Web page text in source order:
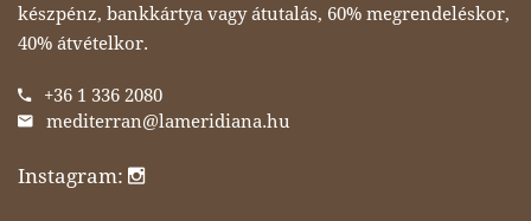
készpénz, bankkártya vagy átutalás, 60% megrendeléskor,
40% átvételkor.
+36 1 336 2080
mediterran@lameridiana.hu
Instagram: